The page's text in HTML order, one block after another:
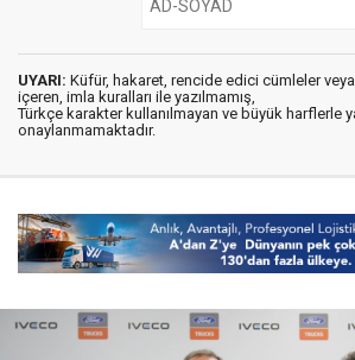
UYARI: Küfür, hakaret, rencide edici cümleler veya
içeren, imla kuralları ile yazılmamış,
Türkçe karakter kullanılmayan ve büyük harflerle
onaylanmamaktadır.